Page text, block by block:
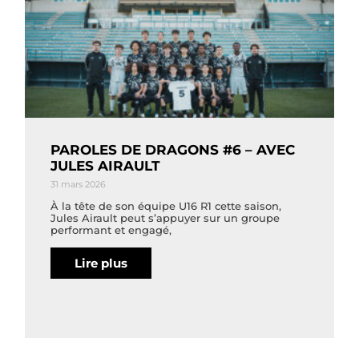
PAROLES DE DRAGONS #6 – AVEC
JULES AIRAULT
31 mars 2026
À la tête de son équipe U16 R1 cette saison,
Jules Airault peut s’appuyer sur un groupe
performant et engagé,
Lire plus